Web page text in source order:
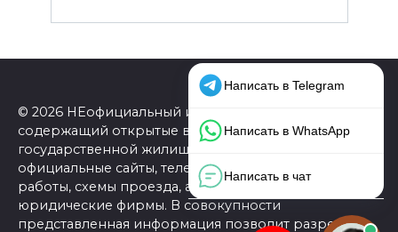
© 2026 НЕофициальный информационный сайт,
содержащий открытые выверенные данные о
государственной жилищной инспекции (ГЖИ):
официальные сайты, телефоны, адреса, графики
работы, схемы проезда, а также ссылки на
юридические фирмы. В совокупности
представленная информация позволит разрешить